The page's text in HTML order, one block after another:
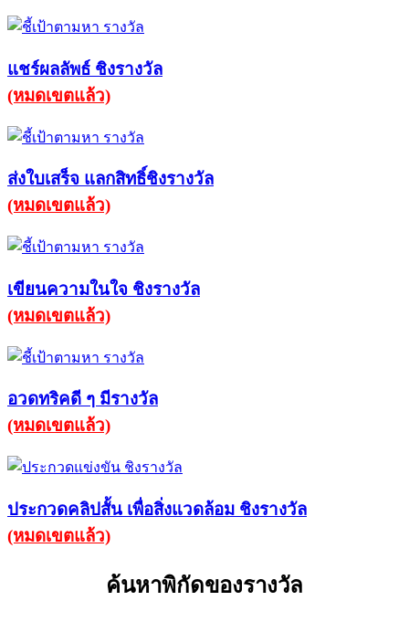
แชร์ผลลัพธ์ ชิงรางวัล
(หมดเขตแล้ว)
ส่งใบเสร็จ แลกสิทธิ์ชิงรางวัล
(หมดเขตแล้ว)
เขียนความในใจ ชิงรางวัล
(หมดเขตแล้ว)
อวดทริคดี ๆ มีรางวัล
(หมดเขตแล้ว)
ประกวดคลิปสั้น เพื่อสิ่งแวดล้อม ชิงรางวัล
(หมดเขตแล้ว)
ค้นหาพิกัดของรางวัล